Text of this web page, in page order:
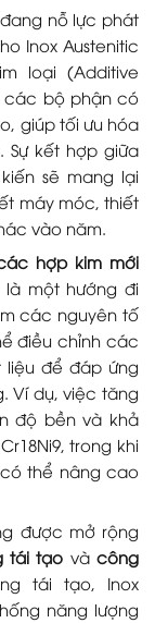
nỗ lực phát
Inox Austenitic
loại (Additive
các bộ phận có
giúp tối ưu hóa
Sự kết hợp giữa
sẽ mang lại
máy móc, thiết
vào năm.
hợp kim mới
là một hướng đi
các nguyên tố
điều chỉnh các
để đáp ứng
Ví dụ, việc tăng
độ bền và khả
trong khi
thể nâng cao
được mở rộng
tái tạo vàcông
tái tạo, Inox
năng lượng